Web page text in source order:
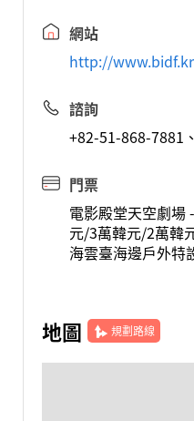
網站
http://www.bidf.kr
諮詢
+82-51-868-7881
門票
電影殿堂天空劇場
元/3萬韓元/2萬韓
海雲臺海邊戶外特
地圖 規劃路線